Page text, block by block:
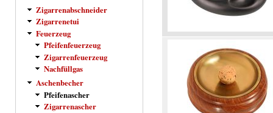
Zigarrenabschneider
Zigarrenetui
Feuerzeug
Pfeifenfeuerzeug
Zigarrenfeuerzeug
Nachfüllgas
Aschenbecher
Pfeifenascher
Zigarrenascher